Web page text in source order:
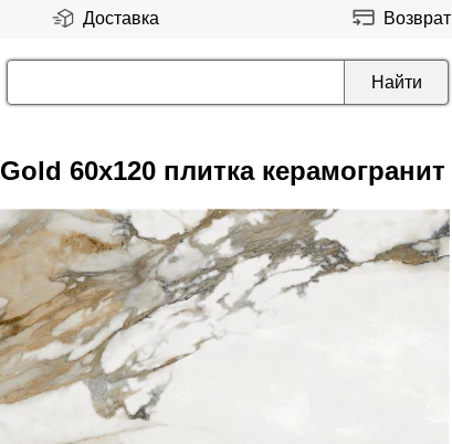
Доставка Возврат
Gold 60x120 плитка керамогранит